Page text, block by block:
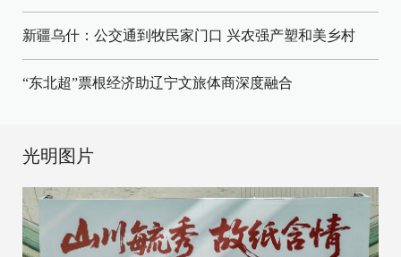
新疆乌什：公交通到牧民家门口 兴农强产塑和美乡村
“东北超”票根经济助辽宁文旅体商深度融合
光明图片